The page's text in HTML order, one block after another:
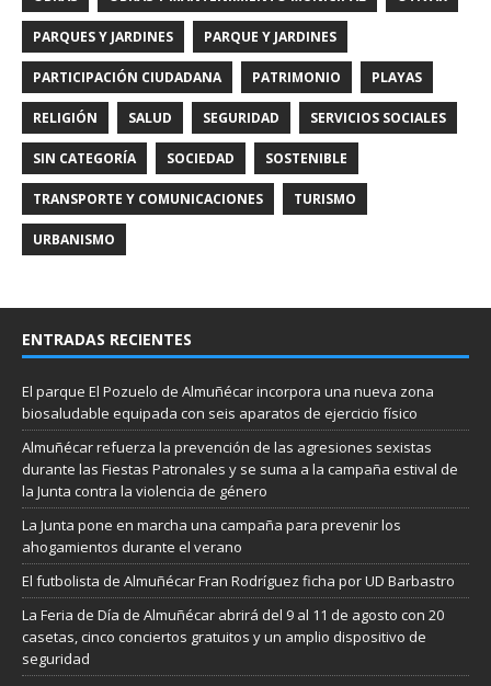
PARQUES Y JARDINES PARQUE Y JARDINES
PARTICIPACIÓN CIUDADANA PATRIMONIO PLAYAS
RELIGIÓN SALUD SEGURIDAD SERVICIOS SOCIALES
SIN CATEGORÍA SOCIEDAD SOSTENIBLE
TRANSPORTE Y COMUNICACIONES TURISMO
URBANISMO
ENTRADAS RECIENTES
El parque El Pozuelo de Almuñécar incorpora una nueva zona
biosaludable equipada con seis aparatos de ejercicio físico
Almuñécar refuerza la prevención de las agresiones sexistas
durante las Fiestas Patronales y se suma a la campaña estival de
la Junta contra la violencia de género
La Junta pone en marcha una campaña para prevenir los
ahogamientos durante el verano
El futbolista de Almuñécar Fran Rodríguez ficha por UD Barbastro
La Feria de Día de Almuñécar abrirá del 9 al 11 de agosto con 20
casetas, cinco conciertos gratuitos y un amplio dispositivo de
seguridad